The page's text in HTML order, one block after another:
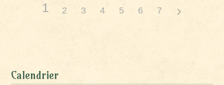
1 2 3 4 5 6 7
Calendrier